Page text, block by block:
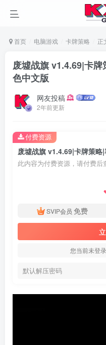
首页 电脑游戏 卡牌策略 正
废墟战旗 v1.4.69|卡
色中文版
网友投稿
2年前更新
废墟战旗 v1.4.69|卡牌策略
此内容为付费资源，请付费后
SVIP会员 免费
您当前未登
默认解压密码
付费资源